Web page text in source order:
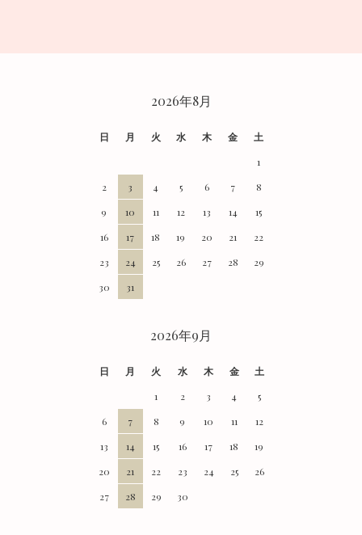
2026年8月
日 月 火 水 木 金
土
1
2
3 4 5 6 7
8
9
10 11 12 13 14
15
16
17 18 19 20 21
22
23
24 25 26 27 28
29
30
31
2026年9月
日 月 火 水 木 金
土
1
2 3 4
5
6
7 8 9 10 11
12
13
14 15 16 17 18
19
20
21 22 23 24 25
26
27
28 29 30